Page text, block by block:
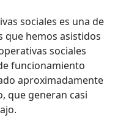
sociales es una de
que hemos asistidos
sociales
funcionamiento
aproximadamente
que generan casi